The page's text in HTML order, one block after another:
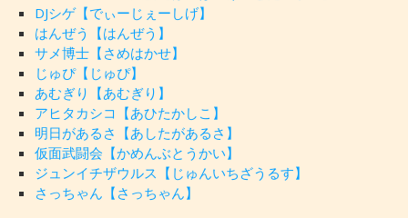
DJシゲ【でぃーじぇーしげ】
はんぜう【はんぜう】
サメ博士【さめはかせ】
じゅぴ【じゅぴ】
あむぎり【あむぎり】
アヒタカシコ【あひたかしこ】
明日があるさ【あしたがあるさ】
仮面武闘会【かめんぶとうかい】
ジュンイチザウルス【じゅんいちざうるす】
さっちゃん【さっちゃん】